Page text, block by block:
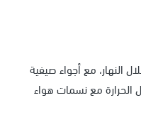
النهار، مع أجواء صيفية
الحرارة مع نسمات هواء